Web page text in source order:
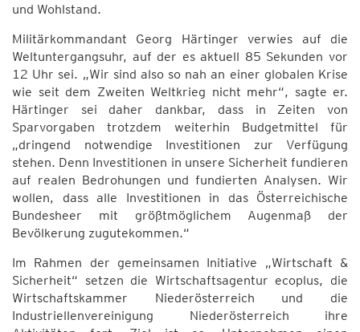
und Wohlstand.
Militärkommandant Georg Härtinger verwies auf die
Weltuntergangsuhr, auf der es aktuell 85 Sekunden vor
12 Uhr sei. „Wir sind also so nah an einer globalen Krise
wie seit dem Zweiten Weltkrieg nicht mehr“, sagte er.
Härtinger sei daher dankbar, dass in Zeiten von
Sparvorgaben trotzdem weiterhin Budgetmittel für
„dringend notwendige Investitionen zur Verfügung
stehen. Denn Investitionen in unsere Sicherheit fundieren
auf realen Bedrohungen und fundierten Analysen. Wir
wollen, dass alle Investitionen in das Österreichische
Bundesheer mit größtmöglichem Augenmaß der
Bevölkerung zugutekommen.“
Im Rahmen der gemeinsamen Initiative „Wirtschaft &
Sicherheit“ setzen die Wirtschaftsagentur ecoplus, die
Wirtschaftskammer Niederösterreich und die
Industriellenvereinigung Niederösterreich ihre